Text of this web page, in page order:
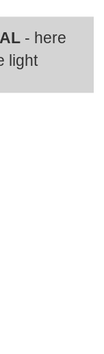
- here
light